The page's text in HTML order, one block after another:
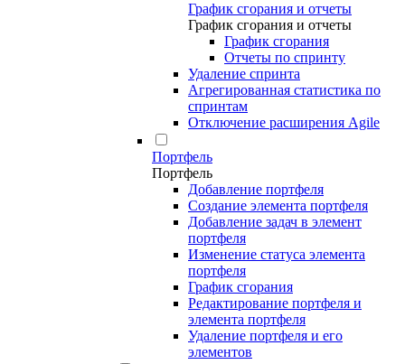
График сгорания и отчеты
График сгорания и отчеты
График сгорания
Отчеты по спринту
Удаление спринта
Агрегированная статистика по
спринтам
Отключение расширения Agile
Портфель
Портфель
Добавление портфеля
Создание элемента портфеля
Добавление задач в элемент
портфеля
Изменение статуса элемента
портфеля
График сгорания
Редактирование портфеля и
элемента портфеля
Удаление портфеля и его
элементов